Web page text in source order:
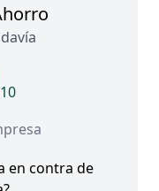
en contra de